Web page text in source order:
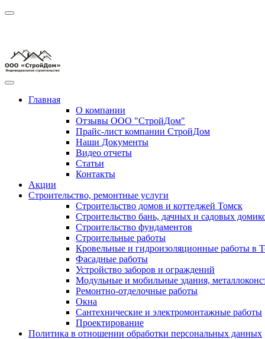
Главная
О компании
Отзывы ООО "СтройДом"
Прайс-лист компании СтройДом
Наши Документы
Видео отчеты
Статьи
Контакты
Акции
Строительство, ремонтные услуги
Строительство домов и коттеджей Томск
Строительство бань, дачных и садовых
Строительство фундаментов
Строительные работы
Кровельные и гидроизоляционные работы в
Фасадные работы
Устройство заборов и ограждений
Модульные и мобильные здания,
Ремонтно-отделочные работы
Окна
Сантехнические и электромонтажные работы
Проектирование
Политика в отношении обработки персональных данных